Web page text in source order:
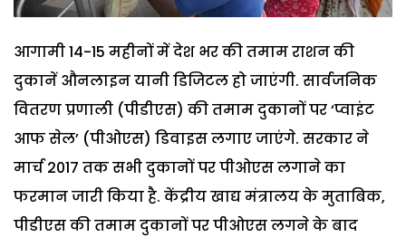
आगामी 14-15 महीनों में देश भर की तमाम राशन की
दुकानें औनलाइन यानी डिजिटल हो जाएंगी. सार्वजनिक
वितरण प्रणाली (पीडीएस) की तमाम दुकानों पर ‘प्वाइंट
आफ सेल’ (पीओएस) डिवाइस लगाए जाएंगे. सरकार ने
मार्च 2017 तक सभी दुकानों पर पीओएस लगाने का
फरमान जारी किया है. केंद्रीय खाद्य मंत्रालय के मुताबिक,
पीडीएस की तमाम दुकानों पर पीओएस लगने के बाद